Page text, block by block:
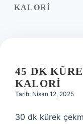
KALORI
45 DK
KALORI
Tarih: Nisan 12, 2025
30 dk kürek